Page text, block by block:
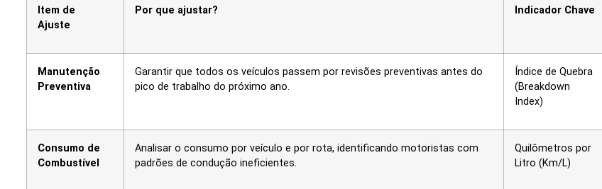
Item de
Ajuste
Por que ajustar? Indicador Chave
Manutenção
Preventiva
Garantir que todos os veículos passem por revisões preventivas antes do
pico de trabalho do próximo ano.
Índice de Quebra
(Breakdown
Index)
Consumo de
Combustível
Analisar o consumo por veículo e por rota, identificando motoristas com
padrões de condução ineficientes.
Quilômetros por
Litro (Km/L)